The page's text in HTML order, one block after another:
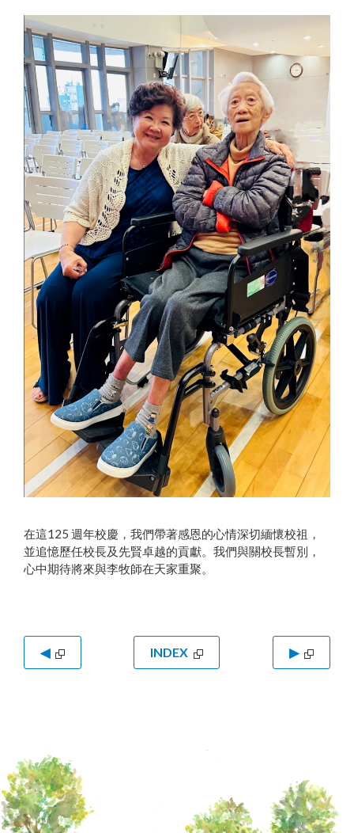
在這125 週年校慶，我們帶著感恩的心情深切緬懷校祖，
並追憶歷任校長及先賢卓越的貢獻。我們與關校長暫別，
心中期待將來與李牧師在天家重聚。
◀ INDEX ▶